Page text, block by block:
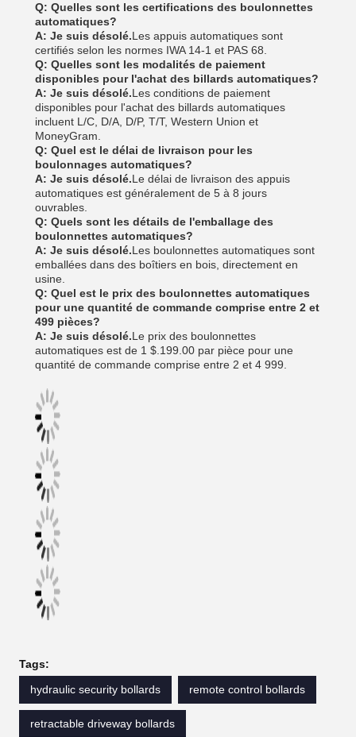
Q: Quelles sont les certifications des boulonnettes
automatiques?
A: Je suis désolé.Les appuis automatiques sont
certifiés selon les normes IWA 14-1 et PAS 68.
Q: Quelles sont les modalités de paiement
disponibles pour l'achat des billards automatiques?
A: Je suis désolé.Les conditions de paiement
disponibles pour l'achat des billards automatiques
incluent L/C, D/A, D/P, T/T, Western Union et
MoneyGram.
Q: Quel est le délai de livraison pour les
boulonnages automatiques?
A: Je suis désolé.Le délai de livraison des appuis
automatiques est généralement de 5 à 8 jours
ouvrables.
Q: Quels sont les détails de l'emballage des
boulonnettes automatiques?
A: Je suis désolé.Les boulonnettes automatiques sont
emballées dans des boîtiers en bois, directement en
usine.
Q: Quel est le prix des boulonnettes automatiques
pour une quantité de commande comprise entre 2 et
499 pièces?
A: Je suis désolé.Le prix des boulonnettes
automatiques est de 1 $.199.00 par pièce pour une
quantité de commande comprise entre 2 et 4 999.
Tags:
hydraulic security bollards
remote control bollards
retractable driveway bollards